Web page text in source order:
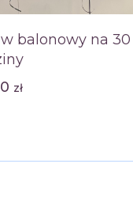
balonowy na 30
zł